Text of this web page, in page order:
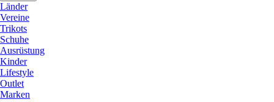
Länder
Vereine
Trikots
Schuhe
Ausrüstung
Kinder
Lifestyle
Outlet
Marken